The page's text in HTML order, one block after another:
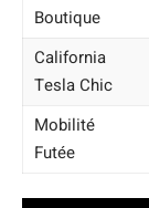
Boutique
California
Tesla Chic
Mobilité
Futée